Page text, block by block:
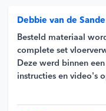
Debbie van de
Besteld materiaal
complete set
Deze werd binnen
instructies en video's